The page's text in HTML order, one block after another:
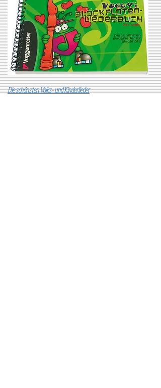
Die schönsten Volks- und Kinderlieder